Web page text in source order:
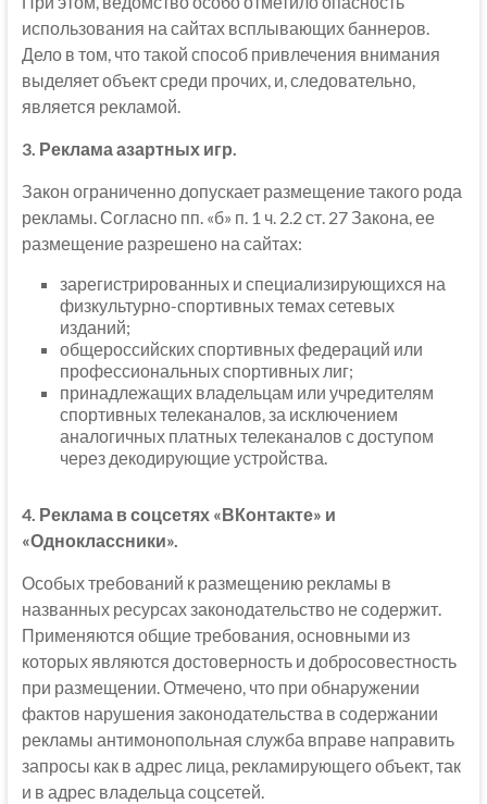
использования на сайтах всплывающих баннеров.
Дело в том, что такой способ привлечения внимания
выделяет объект среди прочих, и, следовательно,
является рекламой.
3. Реклама азартных игр.
Закон ограниченно допускает размещение такого рода
рекламы. Согласно пп. «б» п. 1 ч. 2.2 ст. 27 Закона, ее
размещение разрешено на сайтах:
зарегистрированных и специализирующихся на
физкультурно-спортивных темах сетевых
изданий;
общероссийских спортивных федераций или
профессиональных спортивных лиг;
принадлежащих владельцам или учредителям
спортивных телеканалов, за исключением
аналогичных платных телеканалов с доступом
через декодирующие устройства.
4. Реклама в соцсетях «ВКонтакте» и
«Одноклассники».
Особых требований к размещению рекламы в
названных ресурсах законодательство не содержит.
Применяются общие требования, основными из
которых являются достоверность и добросовестность
при размещении. Отмечено, что при обнаружении
фактов нарушения законодательства в содержании
рекламы антимонопольная служба вправе направить
запросы как в адрес лица, рекламирующего объект, так
и в адрес владельца соцсетей.